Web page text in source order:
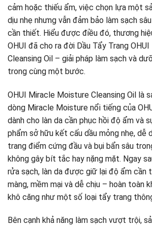
cảm hoặc thiếu ẩm, việc chọn lựa một
dịu nhẹ nhưng vẫn đảm bảo làm sạch
cần thiết. Hiểu được điều đó, thương
OHUI đã cho ra đời Dầu Tẩy Trang
Cleansing Oil – giải pháp làm sạch và
trong cùng một bước.
OHUI Miracle Moisture Cleansing Oil là
dòng Miracle Moisture nổi tiếng của
dành cho làn da cần phục hồi độ ẩm và
phẩm sở hữu kết cấu dầu mỏng nhẹ, dễ
trang điểm cứng đầu và bụi bẩn sâu
không gây bít tắc hay nặng mặt. Ngay
rửa sạch, làn da được giữ lại độ ẩm cần
màng, mềm mại và dễ chịu – hoàn toàn
khô căng như một số loại tẩy trang
Bên cạnh khả năng làm sạch vượt trội,